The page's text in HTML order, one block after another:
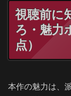
視聴前に
ろ・魅力
点）
本作の魅力は、